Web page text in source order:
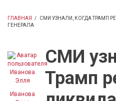
ГЛАВНАЯ /
СМИ УЗНАЛИ, КОГДА ТРАМП
ГЕНЕРАЛА
Иванова
СМИ
Трамп